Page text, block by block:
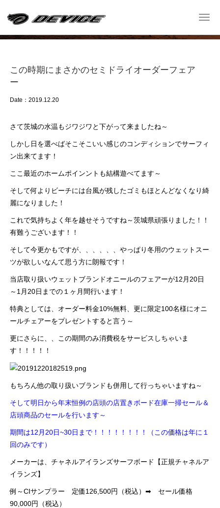
Shop Blog
この時期にまさかのセミドライオーダーフェア
ー
Date：2019.12.20
さて茨城の水温もジワジワと下がって来ましたね～
しかし日を選べばそこそこいい感じのコンディションでサーフィ
ン出来てます！
ここ最近のホームポインントも結構遊べてます～
そして何よりビーチには台風が残したゴミもほとんどなくなり綺
麗になりました！
これで気持ちよく年を越せそうですね～茨城県頑張りました！！
有難うございます！！
そして今更かもですが、、、、、、やっぱり冬用のウェットスー
ツが欲しいなんて思う方に朗報です！
当店取り扱いウェットブランドオニールのフェアーが12月20日
～1月20日までの１ヶ月間行います！
特典としては、オーダー料金10%無料、更に限定100名様にオニ
ールチェアーをプレゼントすると言う～
更にさらに、、この期間のみ消費税をサービスしちゃいま
す！！！！！
もちろん他の取り扱いブランドも併用して行っちゃいますね～
そして明日から年末恒例の店頭の店置きボード在庫一掃セール＆
店頭商品のセールを行います～
期間は12月20日~30日まで！！！！！！！！（この価格は年に１
回のみです）
メーカーは、チャネルアイランズサーフボード【正規チャネルア
イランズ】
例～CIサンプラー 定価126,500円（税込）➡ セール価格
90,000円（税込）